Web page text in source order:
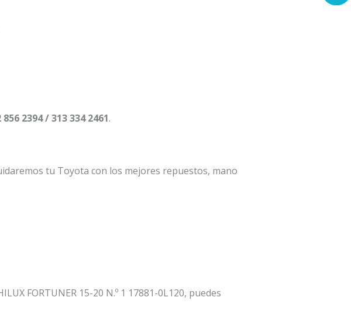
2394 / 313 334 2461.
tu Toyota con los mejores repuestos, mano
FORTUNER 15-20 N.º 1 17881-0L120, puedes